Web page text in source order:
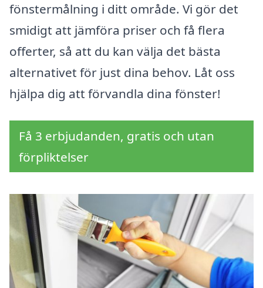
fönstermålning i ditt område. Vi gör det
smidigt att jämföra priser och få flera
offerter, så att du kan välja det bästa
alternativet för just dina behov. Låt oss
hjälpa dig att förvandla dina fönster!
Få 3 erbjudanden, gratis och utan
förpliktelser